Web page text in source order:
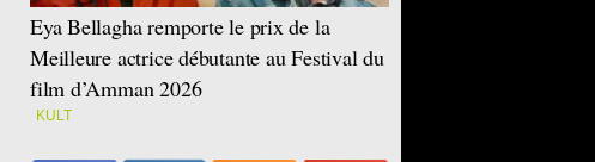
Eya Bellagha remporte le prix de la
Meilleure actrice débutante au Festival du
film d’Amman 2026
KULT